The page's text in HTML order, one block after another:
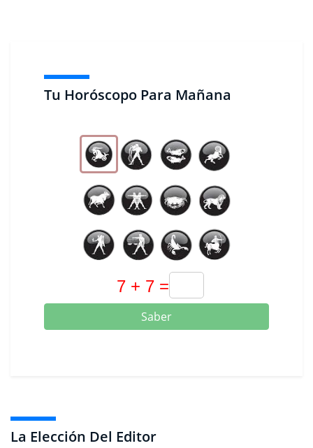
Tu Horóscopo Para Mañana
Saber
La Elección Del Editor